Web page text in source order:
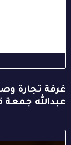
غرفة تجارة
عبدالله جمعة